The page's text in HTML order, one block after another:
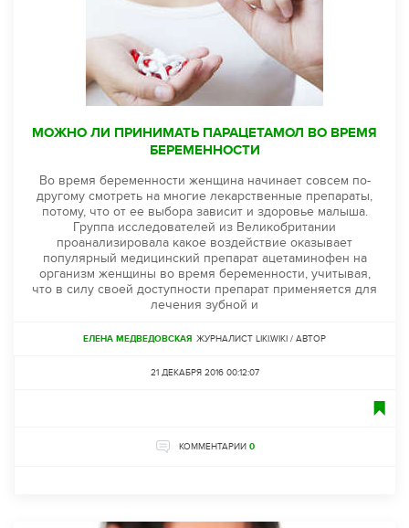
МОЖНО ЛИ ПРИНИМАТЬ ПАРАЦЕТАМОЛ ВО ВРЕМЯ
БЕРЕМЕННОСТИ
Во время беременности женщина начинает совсем по-
другому смотреть на многие лекарственные препараты,
потому, что от ее выбора зависит и здоровье малыша.
Группа исследователей из Великобритании
проанализировала какое воздействие оказывает
популярный медицинский препарат ацетаминофен на
организм женщины во время беременности, учитывая,
что в силу своей доступности препарат применяется для
лечения зубной и
ЕЛЕНА МЕДВЕДОВСКАЯ ЖУРНАЛИСТ LIKI.WIKI / АВТОР
21 ДЕКАБРЯ 2016 00:12:07
КОММЕНТАРИИ 0